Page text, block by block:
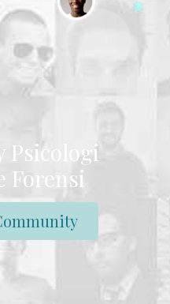
Psicologi
Forensi